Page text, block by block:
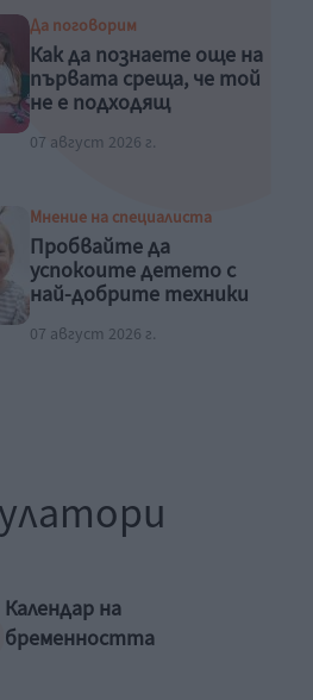
Да поговорим
Как да познаете още на
първата среща, че той
не е подходящ
07 август 2026 г.
Мнение на специалиста
Пробвайте да
успокоите детето с
най-добрите техники
07 август 2026 г.
Календар на
бременността